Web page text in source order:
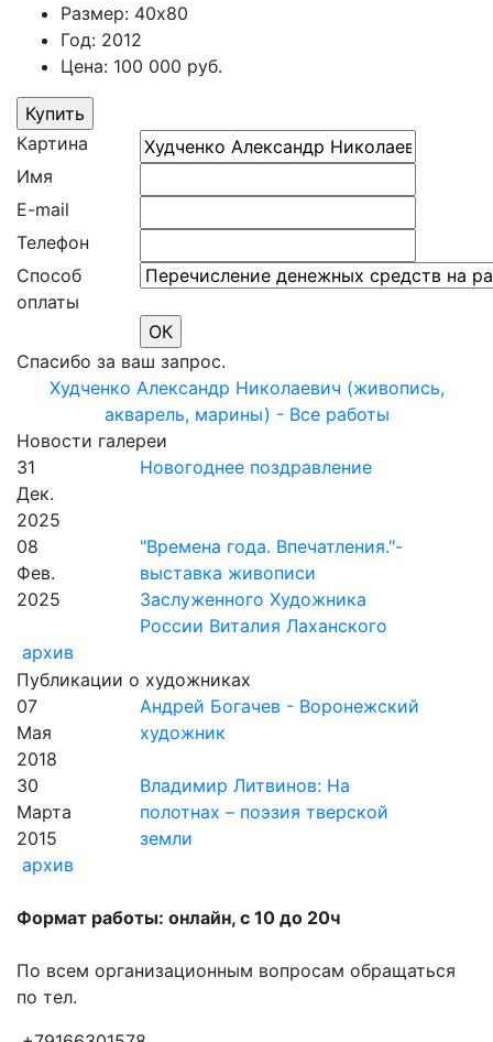
Размер: 40х80
Год: 2012
Цена: 100 000 руб.
Картина
Имя
E-mail
Телефон
Способ
оплаты
Спасибо за ваш запрос.
Худченко Александр Николаевич (живопись,
акварель, марины) - Все работы
Новости галереи
31
Дек.
2025
Новогоднее поздравление
08
Фев.
2025
"Времена года. Впечатления."-
выставка живописи
Заслуженного Художника
России Виталия Лаханского
архив
Публикации о художниках
07
Мая
2018
Андрей Богачев - Воронежский
художник
30
Марта
2015
Владимир Литвинов: На
полотнах – поэзия тверской
земли
архив
Формат работы: онлайн, с 10 до 20ч
По всем организационным вопросам обращаться
по тел.